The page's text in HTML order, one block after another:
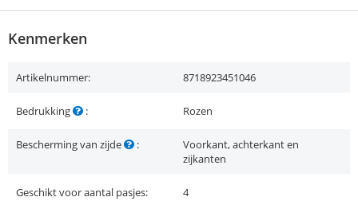
Kenmerken
Artikelnummer: 8718923451046
Bedrukking : Rozen
Bescherming van zijde :
Voorkant, achterkant en
zijkanten
Geschikt voor aantal pasjes: 4